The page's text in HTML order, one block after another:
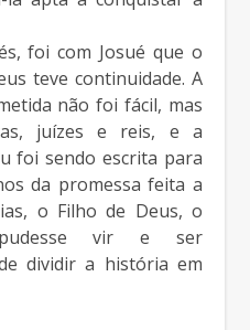
foi com Josué que o
teve continuidade. A
não foi fácil, mas
juízes e reis, e a
foi sendo escrita para
da promessa feita a
o Filho de Deus, o
vir e ser
dividir a história em